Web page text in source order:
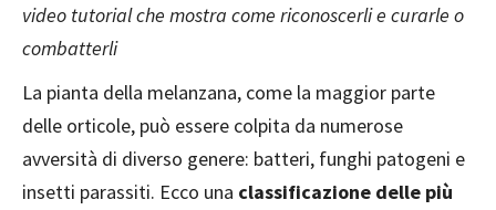
video tutorial che mostra come riconoscerli e curarle o
combatterli
La pianta della melanzana, come la maggior parte
delle orticole, può essere colpita da numerose
avversità di diverso genere: batteri, funghi patogeni e
insetti parassiti. Ecco una classificazione delle più